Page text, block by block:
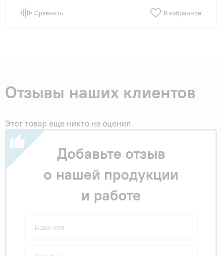
Сравнить В избранное
Отзывы наших клиентов
Этот товар еще никто не оценил
Добавьте отзыв
о нашей продукции
и работе